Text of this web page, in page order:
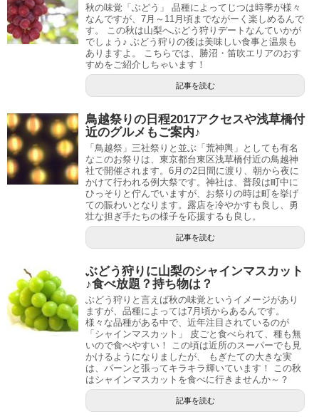
秋の味覚「ぶどう」 品種によってじつは時季が様々
なんですが、7月～11月頃までながーく楽しめるんで
す。 この秋は山梨へぶどう狩りデートなんていかが
でしょう♪ ぶどう狩りの後は美味しい食事と温泉も
ありますよ。 こちらでは、勝沼・笛吹エリアのおす
すめをご紹介しちゃいます！
記事を読む
鳥越祭りの日程2017アクセスや浅草橋付
近のグルメもご案内♪
「鳥越祭」三社祭りと並ぶ「荒神輿」としても有名
なこのお祭りは、東京都台東区浅草橋付近の鳥越神
社で開催されます。6月の2日間に渡り、朝から夜に
かけて行われる例大祭です。神社は、普段は町中に
ひっそりと佇んでいますが、お祭りの時は町を挙げ
ての賑わいとなります。露店を冷やかすも良し、勇
壮な担ぎ手たちの様子を応援するも良し。
記事を読む
ぶどう狩りに山梨のシャインマスカット
♪食べ放題？持ち物は？
ぶどう狩りと言えば秋の味覚というイメージがあり
ますが、品種によっては7月頃からあるんです。
様々な品種がある中で、近年注目されているのが
「シャインマスカット」 皮ごと食べられて、種も無
いので食べやすい！ この頃は近所のスーパーでも見
かけるようになりましたが、 もぎたての大きな実
は、パーンと張ってキラキラ輝いています！ この秋
はシャインマスカットを食べに行きませんか～？
記事を読む